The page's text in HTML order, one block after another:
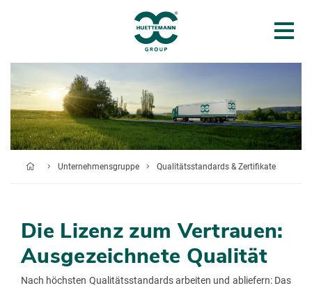
Unternehmensgruppe Qualitätsstandards & Zertifikate
Die Lizenz zum Vertrauen:
Ausgezeichnete Qualität
Nach höchsten Qualitätsstandards arbeiten und abliefern: Das